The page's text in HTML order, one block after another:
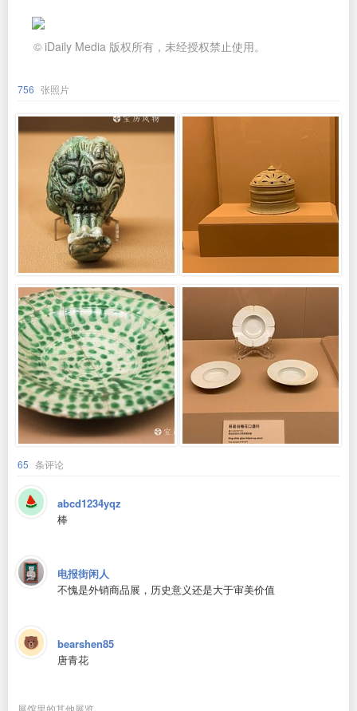
© iDaily Media 版权所有，未经授权禁止使用。
756 张照片
65 条评论
abcd1234yqz
棒
电报街闲人
不愧是外销商品展，历史意义还是大于审美价值
bearshen85
唐青花
展馆里的其他展览